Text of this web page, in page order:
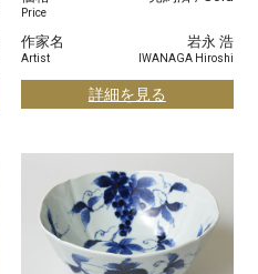
Price
作家名
Artist
岩永 浩
IWANAGA Hiroshi
詳細を見る